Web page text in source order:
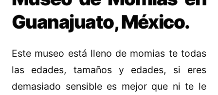
Guanajuato, México.
Este museo está lleno de momias te todas
las edades, tamaños y edades, si eres
demasiado sensible es mejor que ni te le